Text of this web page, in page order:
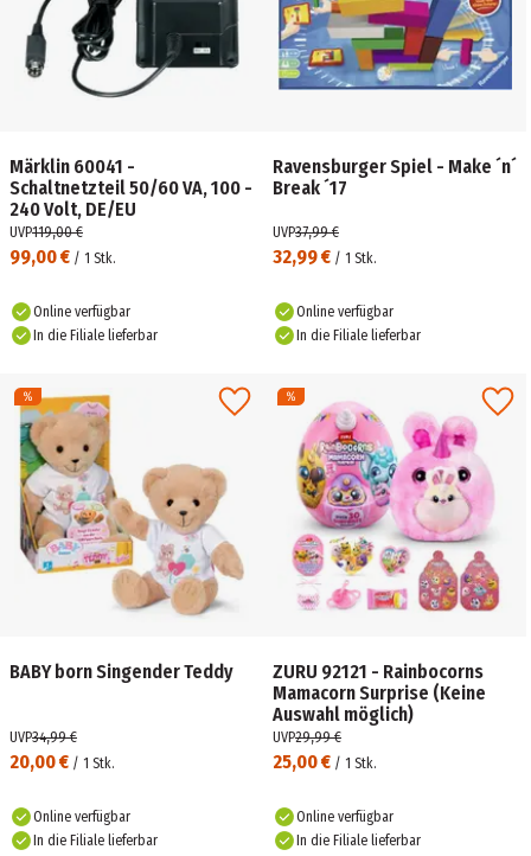
Märklin 60041 -
Schaltnetzteil 50/60 VA, 100 -
240 Volt, DE/EU
99,00 € / 1 Stk.
UVP119,00 €
Online verfügbar
In die Filiale lieferbar
Ravensburger Spiel - Make ´n´
Break ´17
32,99 € / 1 Stk.
UVP37,99 €
Online verfügbar
In die Filiale lieferbar
BABY born Singender Teddy
20,00 € / 1 Stk.
UVP34,99 €
Online verfügbar
In die Filiale lieferbar
ZURU 92121 - Rainbocorns
Mamacorn Surprise (Keine
Auswahl möglich)
25,00 € / 1 Stk.
UVP29,99 €
Online verfügbar
In die Filiale lieferbar